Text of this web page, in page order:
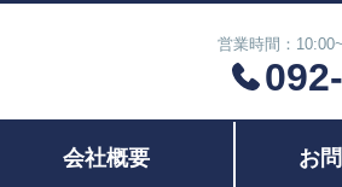
営業時間：
会社概要 お